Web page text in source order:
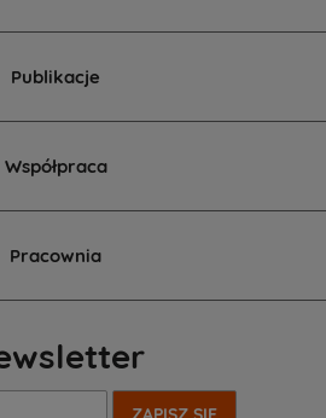
Publikacje
Współpraca
Pracownia